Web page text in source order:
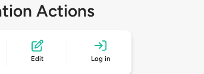
Actions
Edit Log in